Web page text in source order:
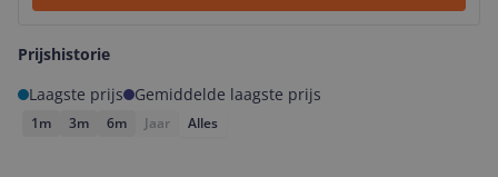
Prijshistorie
Laagste prijs
Gemiddelde laagste prijs
1m 3m 6m Jaar Alles